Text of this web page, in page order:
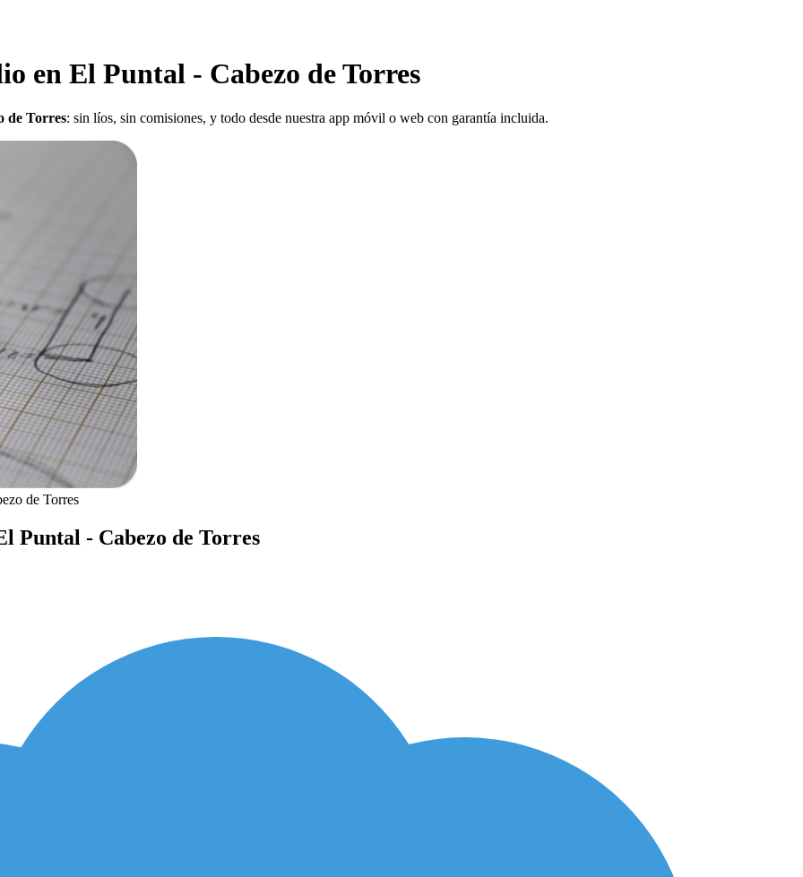
en El Puntal - Cabezo de Torres
de Torres: sin líos, sin comisiones, y todo desde nuestra app móvil o web con garantía incluida.
de Torres
Puntal - Cabezo de Torres